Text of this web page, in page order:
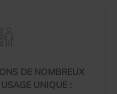
DE NOMBREUX
UNIQUE :